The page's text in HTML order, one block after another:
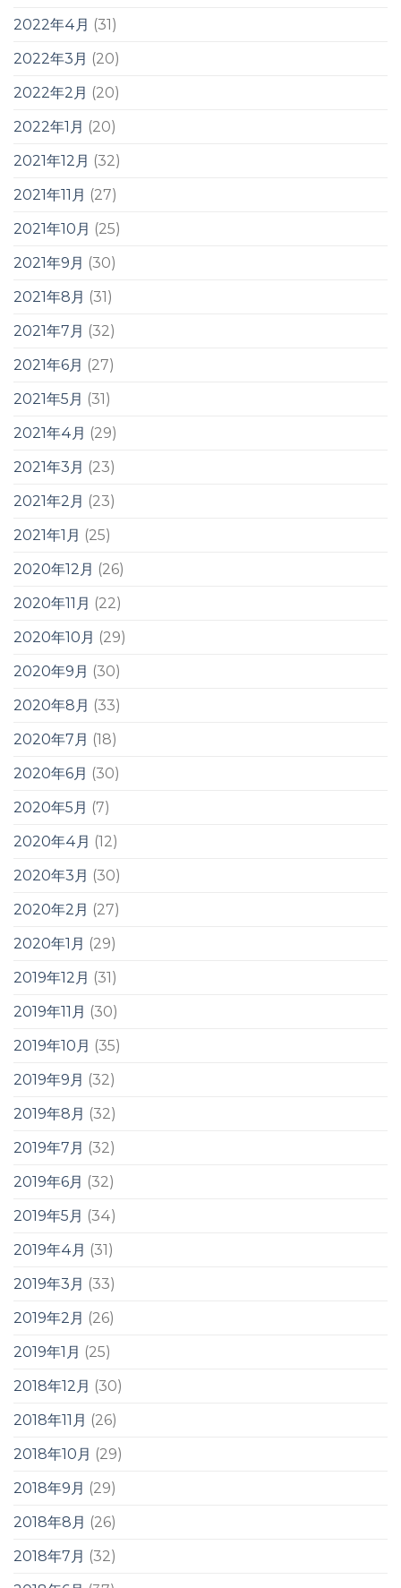
2022年4月 (31)
2022年3月 (20)
2022年2月 (20)
2022年1月 (20)
2021年12月 (32)
2021年11月 (27)
2021年10月 (25)
2021年9月 (30)
2021年8月 (31)
2021年7月 (32)
2021年6月 (27)
2021年5月 (31)
2021年4月 (29)
2021年3月 (23)
2021年2月 (23)
2021年1月 (25)
2020年12月 (26)
2020年11月 (22)
2020年10月 (29)
2020年9月 (30)
2020年8月 (33)
2020年7月 (18)
2020年6月 (30)
2020年5月 (7)
2020年4月 (12)
2020年3月 (30)
2020年2月 (27)
2020年1月 (29)
2019年12月 (31)
2019年11月 (30)
2019年10月 (35)
2019年9月 (32)
2019年8月 (32)
2019年7月 (32)
2019年6月 (32)
2019年5月 (34)
2019年4月 (31)
2019年3月 (33)
2019年2月 (26)
2019年1月 (25)
2018年12月 (30)
2018年11月 (26)
2018年10月 (29)
2018年9月 (29)
2018年8月 (26)
2018年7月 (32)